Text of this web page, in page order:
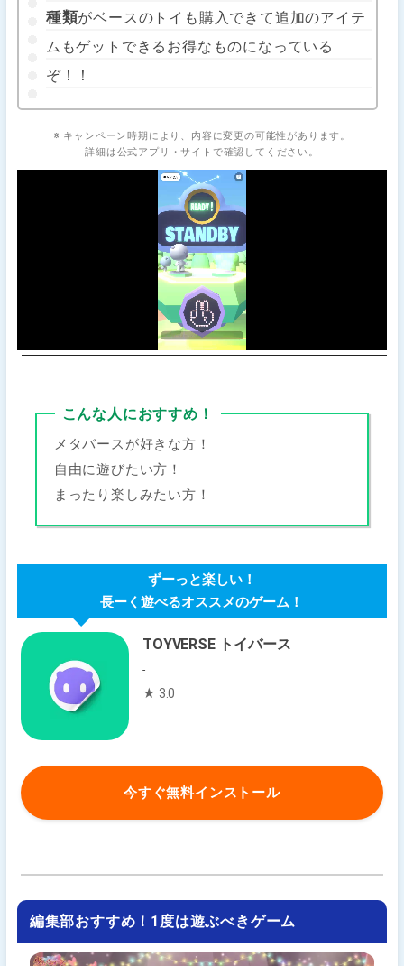
種類がベースのトイも購入できて追加のアイテ
ムもゲットできるお得なものになっている
ぞ！！
※ キャンペーン時期により、内容に変更の可能性があります。
詳細は公式アプリ・サイトで確認してください。
こんな人におすすめ！
メタバースが好きな方！
自由に遊びたい方！
まったり楽しみたい方！
ずーっと楽しい！
長ーく遊べるオススメのゲーム！
TOYVERSE トイバース
-
★ 3.0
今すぐ無料インストール
編集部おすすめ！1度は遊ぶべきゲーム